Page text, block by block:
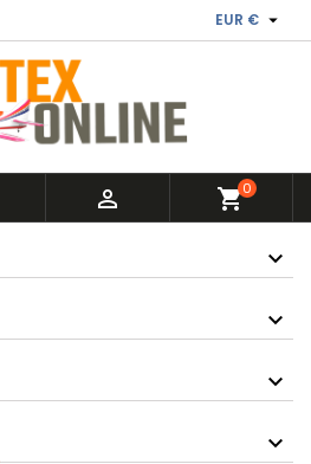
EUR € 
 shopping_cart0